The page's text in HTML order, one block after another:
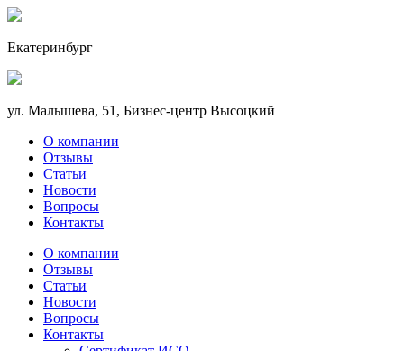
Екатеринбург
ул. Малышева, 51, Бизнес-центр Высоцкий
О компании
Отзывы
Статьи
Новости
Вопросы
Контакты
О компании
Отзывы
Статьи
Новости
Вопросы
Контакты